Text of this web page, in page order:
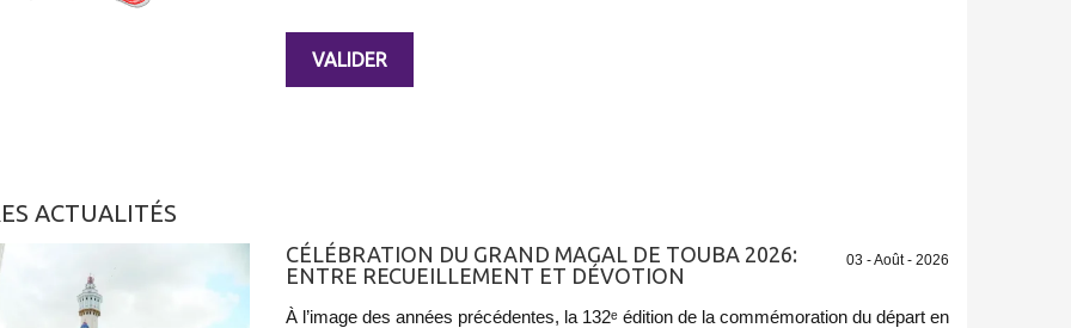
ACTUALITÉS
03 - Août - 2026
CÉLÉBRATION DU GRAND MAGAL DE TOUBA 2026:
ENTRE RECUEILLEMENT ET DÉVOTION
À l’image des années précédentes, la 132ᵉ édition de la commémoration du départ en